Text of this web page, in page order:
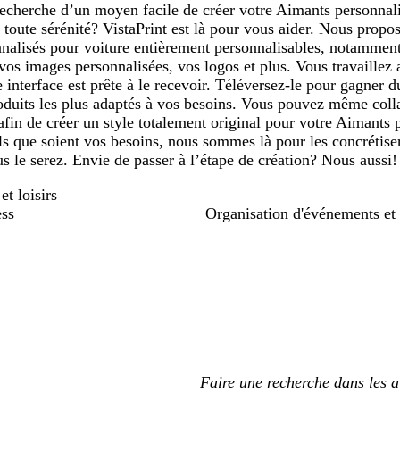
d’un moyen facile de créer votre Aimants
toute sérénité? VistaPrint est là pour vous aider. Nous
pour voiture entièrement personnalisables,
images personnalisées, vos logos et plus. Vous travaillez
interface est prête à le recevoir. Téléversez-le pour gagner
les plus adaptés à vos besoins. Vous pouvez même
de créer un style totalement original pour votre Aimants
que soient vos besoins, nous sommes là pour les
le serez. Envie de passer à l’étape de création? Nous aussi!
loisirs
Organisation d'événements et
Mes